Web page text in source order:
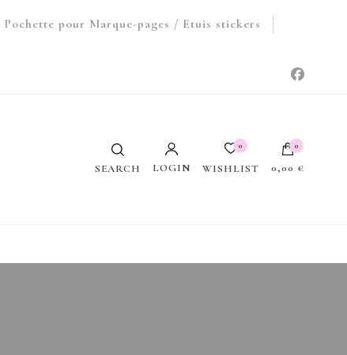
Pochette pour Marque-pages / Etuis stickers
SEARCH LOGIN
0
WISHLIST
0
0,00 €